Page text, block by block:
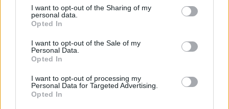
I want to opt-out of the Sharing of my
personal data.
Opted In
I want to opt-out of the Sale of my
Personal Data.
Opted In
I want to opt-out of processing my
Personal Data for Targeted Advertising.
Opted In
CYKLAMENOVÉ KOŠEĽOVÉ MIDI ŠATY S VOLÁNMI
39,90 €